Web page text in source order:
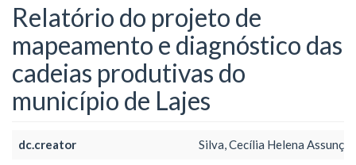
Relatório do projeto de
mapeamento e diagnóstico das
cadeias produtivas do
município de Lajes
dc.creator Silva, Cecília Helena